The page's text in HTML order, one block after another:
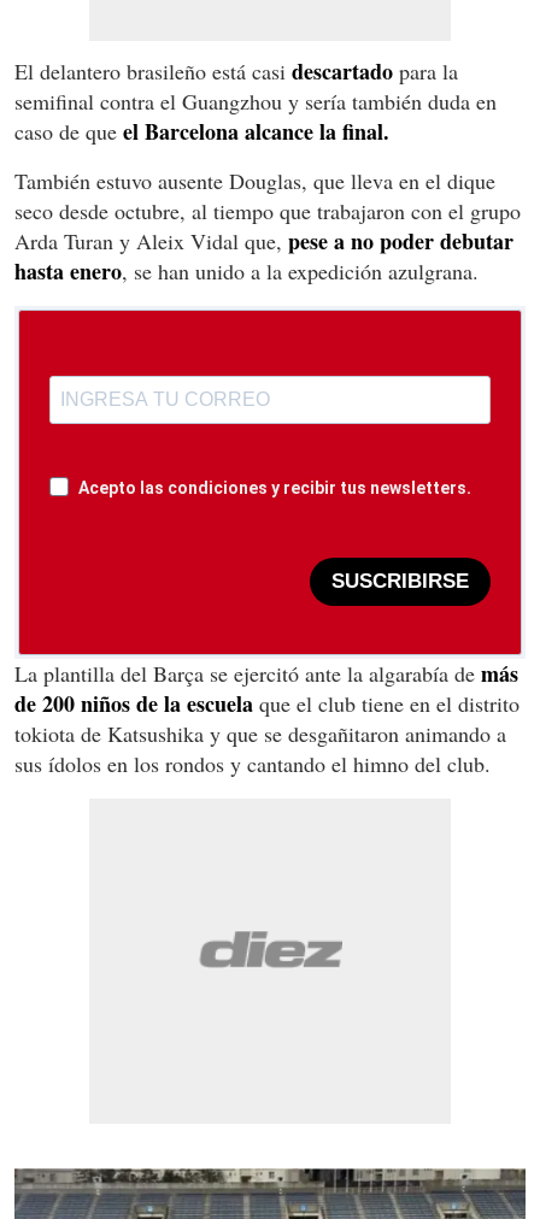
El delantero brasileño está casi descartado para la
semifinal contra el Guangzhou y sería también duda en
caso de que el Barcelona alcance la final.
También estuvo ausente Douglas, que lleva en el dique
seco desde octubre, al tiempo que trabajaron con el grupo
Arda Turan y Aleix Vidal que, pese a no poder debutar
hasta enero, se han unido a la expedición azulgrana.
Acepto las condiciones y recibir tus newsletters.
SUSCRIBIRSE
La plantilla del Barça se ejercitó ante la algarabía de más
de 200 niños de la escuela que el club tiene en el distrito
tokiota de Katsushika y que se desgañitaron animando a
sus ídolos en los rondos y cantando el himno del club.